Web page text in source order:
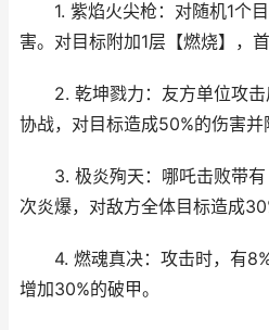
1. 紫焰火尖枪：对随机1个
害。对目标附加1层【燃烧】，
2. 乾坤戮力：友方单位攻击
协战，对目标造成50%的伤害并
3. 极炎殉天：哪吒击败带有
次炎爆，对敌方全体目标造成
4. 燃魂真决：攻击时，有
增加30%的破甲。